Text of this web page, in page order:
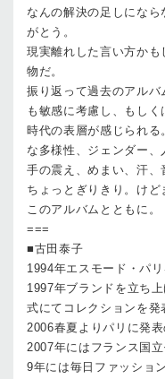
なんの解決の足しにな
がとう。
現実離れした言い方かも
物だ。
振り返って過去のアル
も敏感に考慮し、もし
時代の表層が感じられ
な多様性、ジェンダー、
手の震え、めまい、汗、
ちょっとぎりきり。けど
このアルバムとともに。
===
■古田泰子
1994年エスモード・パリ
1997年ブランドを立ち
式にてコレクションを発
2006春夏よりパリに発
2007年にはフランス国
9年には毎日ファッショ